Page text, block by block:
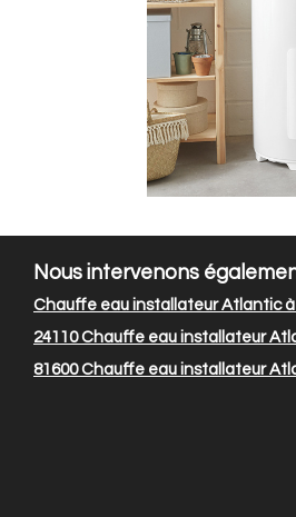
Nous intervenons
Chauffe eau installateur Atlantic à
24110Chauffe eau installateur
81600Chauffe eau installateur